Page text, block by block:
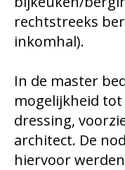
rechtstreeks
inkomhal).
In de master
mogelijkheid
dressing,
architect. De
hiervoor